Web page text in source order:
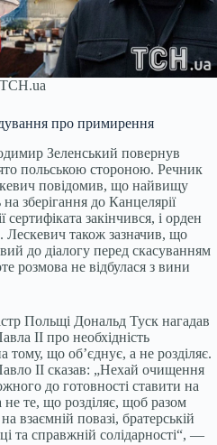
про примирення
Зеленський повернув
польською стороною. Речник
повідомив, що найвищу
зберігання до Канцелярії
сертифіката закінчився, і орден
Лескевич також зазначив, що
до діалогу перед скасуванням
розмова не відбулася з вини
Польщі Дональд Туск нагадав
II про необхідність
що об’єднує, а не розділяє.
II сказав: „Нехай очищення
до готовності ставити на
те, що розділяє, щоб разом
взаємній повазі, братерській
та справжній солідарності“, —